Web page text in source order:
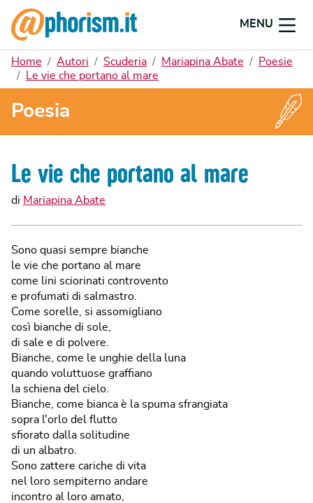
MENU
Home Autori Scuderia Mariapina Abate
Poesie
Le vie che portano al mare
Poesia
Le vie che portano al mare
di Mariapina Abate
Sono quasi sempre bianche
le vie che portano al mare
come lini sciorinati controvento
e profumati di salmastro.
Come sorelle, si assomigliano
così bianche di sole,
di sale e di polvere.
Bianche, come le unghie della luna
quando voluttuose graffiano
la schiena del cielo.
Bianche, come bianca è la spuma sfrangiata
sopra l'orlo del flutto
sfiorato dalla solitudine
di un albatro.
Sono zattere cariche di vita
nel loro sempiterno andare
incontro al loro amato,